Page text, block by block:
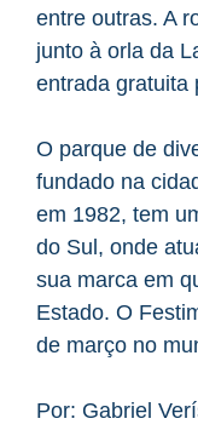
entre outras. A
junto à orla da
entrada gratuita
O parque de
fundado na
em 1982, tem
do Sul, onde
sua marca em
Estado. O
de março no
Por: Gabriel